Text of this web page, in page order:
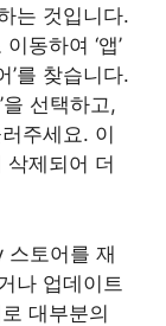
는 것입니다.
동하여 ‘앱’
’를 찾습니다.
을 선택하고,
러주세요. 이
제되어 더
스토어를 재
나 업데이트
대부분의